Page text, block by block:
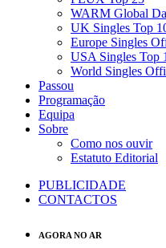
WARM Global
UK Singles Top
Europe Singles
USA Singles Top
World Singles
Passou
Programação
Equipa
Sobre
Como nos ouvir
Estatuto Editorial
PUBLICIDADE
CONTACTOS
AGORA NO AR